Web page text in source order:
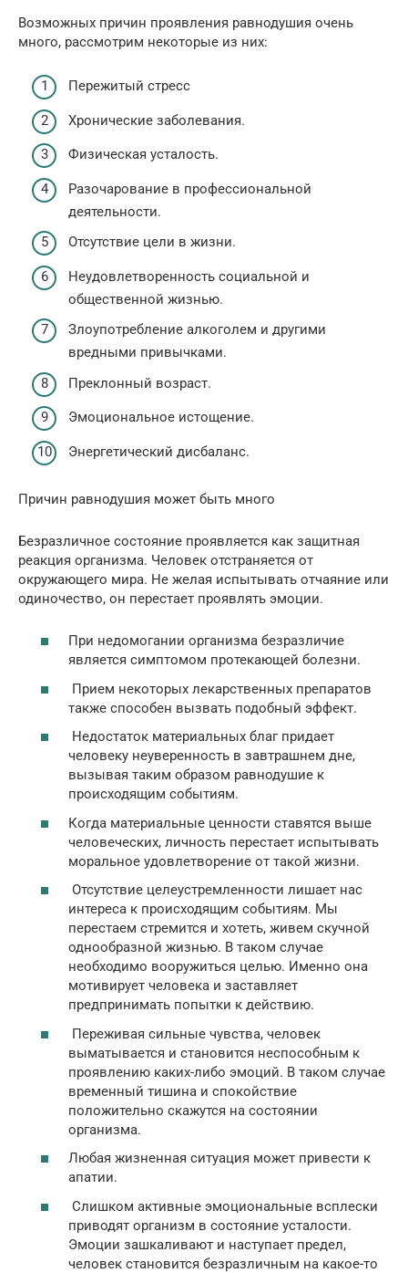
Возможных причин проявления равнодушия очень
много, рассмотрим некоторые из них:
Пережитый стресс
Хронические заболевания.
Физическая усталость.
Разочарование в профессиональной
деятельности.
Отсутствие цели в жизни.
Неудовлетворенность социальной и
общественной жизнью.
Злоупотребление алкоголем и другими
вредными привычками.
Преклонный возраст.
Эмоциональное истощение.
Энергетический дисбаланс.
Причин равнодушия может быть много
Безразличное состояние проявляется как защитная
реакция организма. Человек отстраняется от
окружающего мира. Не желая испытывать отчаяние или
одиночество, он перестает проявлять эмоции.
При недомогании организма безразличие
является симптомом протекающей болезни.
Прием некоторых лекарственных препаратов
также способен вызвать подобный эффект.
Недостаток материальных благ придает
человеку неуверенность в завтрашнем дне,
вызывая таким образом равнодушие к
происходящим событиям.
Когда материальные ценности ставятся выше
человеческих, личность перестает испытывать
моральное удовлетворение от такой жизни.
Отсутствие целеустремленности лишает нас
интереса к происходящим событиям. Мы
перестаем стремится и хотеть, живем скучной
однообразной жизнью. В таком случае
необходимо вооружиться целью. Именно она
мотивирует человека и заставляет
предпринимать попытки к действию.
Переживая сильные чувства, человек
выматывается и становится неспособным к
проявлению каких-либо эмоций. В таком случае
временный тишина и спокойствие
положительно скажутся на состоянии
организма.
Любая жизненная ситуация может привести к
апатии.
Слишком активные эмоциональные всплески
приводят организм в состояние усталости.
Эмоции зашкаливают и наступает предел,
человек становится безразличным на какое-то